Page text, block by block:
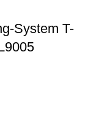
System T-